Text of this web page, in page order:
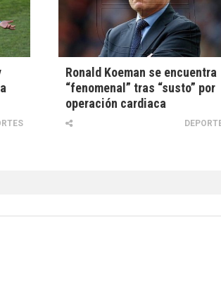
Ronald Koeman se encuentra
“fenomenal” tras “susto” por
operación cardiaca